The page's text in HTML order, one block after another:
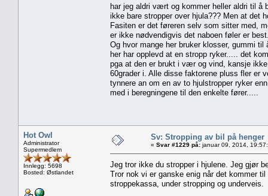
har jeg aldri vært og kommer heller aldri til å
ikke bare stropper over hjula??? Men at det
Fasiten er det føreren selv som sitter med,
er ikke nødvendigvis det naboen føler er
Og hvor mange her bruker klosser, gummi
her har opplevd at en stropp ryker..... det
pga at den er brukt i vær og vind, kansje
60grader i. Alle disse faktorene pluss fler er
tynnere an om en av to hjulstropper ryker
med i beregningene til den enkelte fører.....
Hot Owl
Administrator
Supermedlem
Innlegg: 5698
Bosted: Østlandet
Sv: Stropping av bil på henger
« Svar #1229 på: januar 09, 2014,
Jeg tror ikke du stropper i hjulene. Jeg gjør
Tror nok vi er ganske enig når det kommer
stroppekassa, under stropping og underveis.